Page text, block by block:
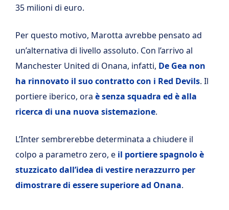
35 milioni di euro.
Per questo motivo, Marotta avrebbe pensato ad
un’alternativa di livello assoluto. Con l’arrivo al
Manchester United di Onana, infatti, De Gea non
ha rinnovato il suo contratto con i Red Devils. Il
portiere iberico, ora è senza squadra ed è alla
ricerca di una nuova sistemazione.
L’Inter sembrerebbe determinata a chiudere il
colpo a parametro zero, e il portiere spagnolo è
stuzzicato dall’idea di vestire nerazzurro per
dimostrare di essere superiore ad Onana.